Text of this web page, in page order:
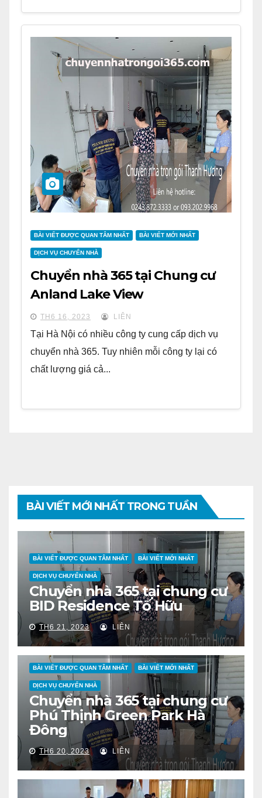
BÀI VIẾT ĐƯỢC QUAN TÂM NHẤT BÀI VIẾT MỚI NHẤT
DỊCH VỤ CHUYỂN NHÀ
Chuyển nhà 365 tại Chung cư
Anland Lake View
TH6 16, 2023 LIÊN
Tại Hà Nội có nhiều công ty cung cấp dịch vụ
chuyển nhà 365. Tuy nhiên mỗi công ty lại có
chất lượng giá cả...
BÀI VIẾT MỚI NHẤT TRONG TUẦN
BÀI VIẾT ĐƯỢC QUAN TÂM NHẤT BÀI VIẾT MỚI NHẤT
DỊCH VỤ CHUYỂN NHÀ
Chuyển nhà 365 tại chung cư
BID Residence Tố Hữu
TH6 21, 2023 LIÊN
BÀI VIẾT ĐƯỢC QUAN TÂM NHẤT BÀI VIẾT MỚI NHẤT
DỊCH VỤ CHUYỂN NHÀ
Chuyển nhà 365 tại chung cư
Phú Thịnh Green Park Hà
Đông
TH6 20, 2023 LIÊN